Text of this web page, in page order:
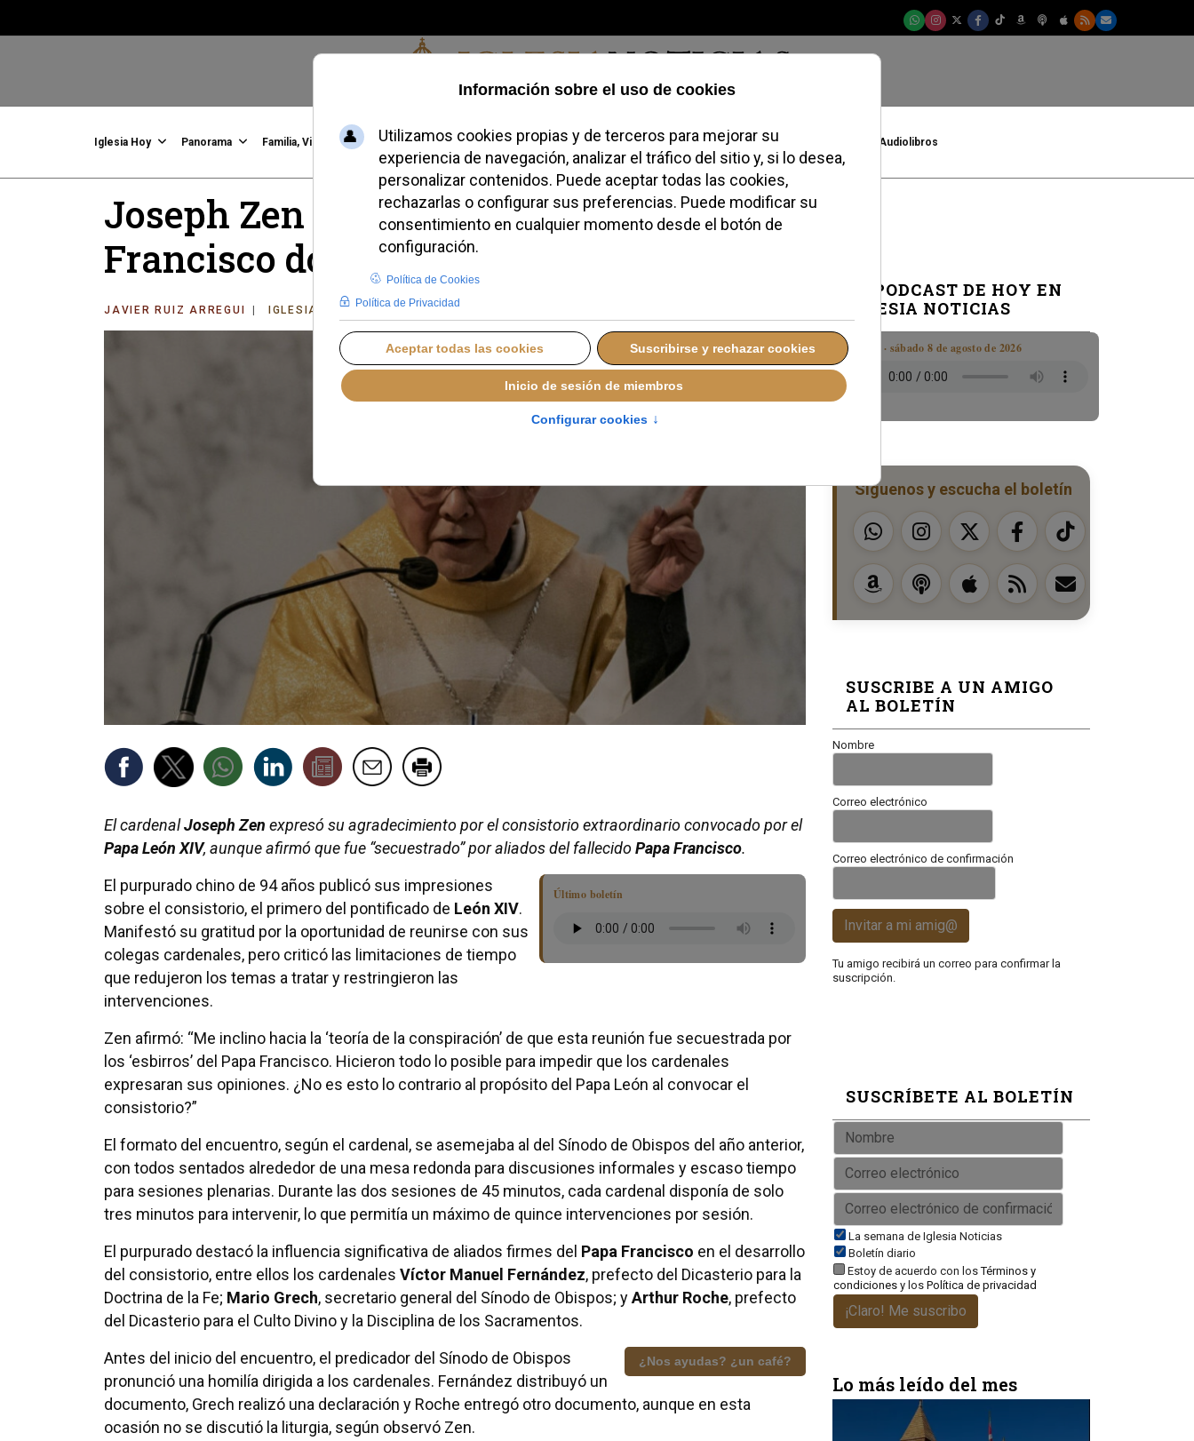
Sábado, 08 de agosto de 2026
Iglesia Hoy Panorama Familia, Vida, Identidad Credofobiómetro Blogs Temas Buscar #JovenesConFe Podcast Audiolibros
Joseph Zen critica que los aliados de
Francisco dominaron el consistorio
JAVIER RUIZ ARREGUI IGLESIA HOY MIÉRCOLES, 21 ENERO 2026 18:53
El cardenalJoseph Zen expresó su agradecimiento por el consistorio extraordinario convocado por el
Papa León XIV, aunque afirmó que fue “secuestrado” por aliados del fallecidoPapa Francisco.
Último boletín
El purpurado chino de 94 años publicó sus impresiones
sobre el consistorio, el primero del pontificado de León XIV.
Manifestó su gratitud por la oportunidad de reunirse con sus
colegas cardenales, pero criticó las limitaciones de tiempo
que redujeron los temas a tratar y restringieron las
intervenciones.
Zen afirmó: “Me inclino hacia la ‘teoría de la conspiración’ de que esta reunión fue secuestrada por
los ‘esbirros’ del Papa Francisco. Hicieron todo lo posible para impedir que los cardenales
expresaran sus opiniones. ¿No es esto lo contrario al propósito del Papa León al convocar el
consistorio?”
El formato del encuentro, según el cardenal, se asemejaba al del Sínodo de Obispos del año anterior,
con todos sentados alrededor de una mesa redonda para discusiones informales y escaso tiempo
para sesiones plenarias. Durante las dos sesiones de 45 minutos, cada cardenal disponía de solo
tres minutos para intervenir, lo que permitía un máximo de quince intervenciones por sesión.
El purpurado destacó la influencia significativa de aliados firmes del Papa Francisco en el desarrollo
del consistorio, entre ellos los cardenales Víctor Manuel Fernández, prefecto del Dicasterio para la
Doctrina de la Fe; Mario Grech, secretario general del Sínodo de Obispos; yArthur Roche, prefecto
del Dicasterio para el Culto Divino y la Disciplina de los Sacramentos.
¿Nos ayudas? ¿un café?
Antes del inicio del encuentro, el predicador del Sínodo de Obispos
pronunció una homilía dirigida a los cardenales. Fernández distribuyó un
documento, Grech realizó una declaración y Roche entregó otro documento, aunque en esta
ocasión no se discutió la liturgia, según observó Zen.
EL PODCAST DE HOY EN
IGLESIA NOTICIAS
Boletín · sábado 8 de agosto de 2026
Síguenos y escucha el boletín
SUSCRIBE A UN AMIGO
AL BOLETÍN
Nombre
Correo electrónico
Correo electrónico de confirmación
Invitar a mi amig@
Tu amigo recibirá un correo para confirmar la
suscripción.
SUSCRÍBETE AL BOLETÍN
La semana de Iglesia Noticias
Boletín diario
Estoy de acuerdo con losTérminos y
condiciones y los Política de privacidad
¡Claro! Me suscribo
Lo más leído del mes